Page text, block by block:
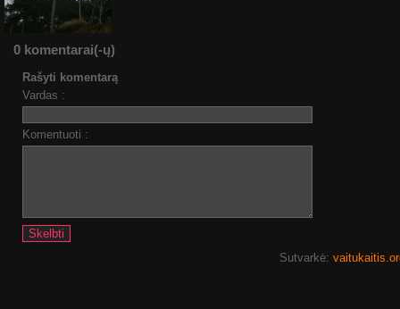
0 komentarai(-ų)
Rašyti komentarą
Vardas :
Komentuoti :
Sutvarkė: